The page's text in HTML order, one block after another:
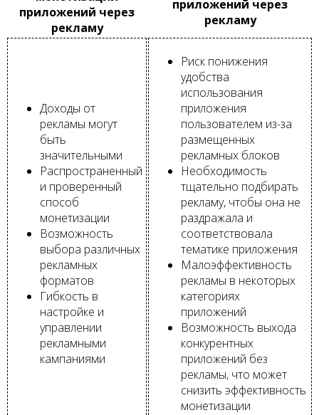
приложений через
рекламу
приложений через
рекламу
Доходы от
рекламы могут
быть
значительными
Распространенный
и проверенный
способ
монетизации
Возможность
выбора различных
рекламных
форматов
Гибкость в
настройке и
управлении
рекламными
кампаниями
Риск понижения
удобства
использования
приложения
пользователем из-за
размещенных
рекламных блоков
Необходимость
тщательно подбирать
рекламу, чтобы она не
раздражала и
соответствовала
тематике приложения
Малоэффективность
рекламы в некоторых
категориях
приложений
Возможность выхода
конкурентных
приложений без
рекламы, что может
снизить эффективность
монетизации